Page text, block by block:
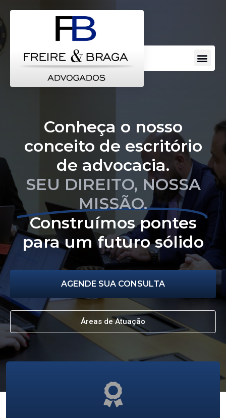
Conheça o nosso
conceito de escritório
de advocacia.
SEU DIREITO, NOSSA
MISSÃO.
Construímos pontes
para um futuro sólido
AGENDE SUA CONSULTA
Áreas de Atuação